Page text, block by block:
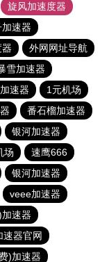
旋风加速度器
加速器
外网网址导航
雪加速器
速器
1元机场
番石榴加速器
银河加速器
场
速鹰666
银河加速器
veee加速器
速器
速器官网
)加速器